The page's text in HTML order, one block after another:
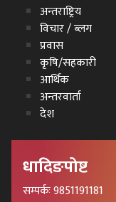
अन्तराष्ट्रिय
विचार / ब्लग
प्रवास
कृषि/सहकारी
आर्थिक
अन्तरवार्ता
देश
धादिङपोष्ट
सम्पर्कः 9851191181